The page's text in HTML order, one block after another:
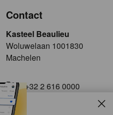
Contact
Kasteel Beaulieu
​​​Woluwelaan 1001830
Machelen
+32 2 616 0000